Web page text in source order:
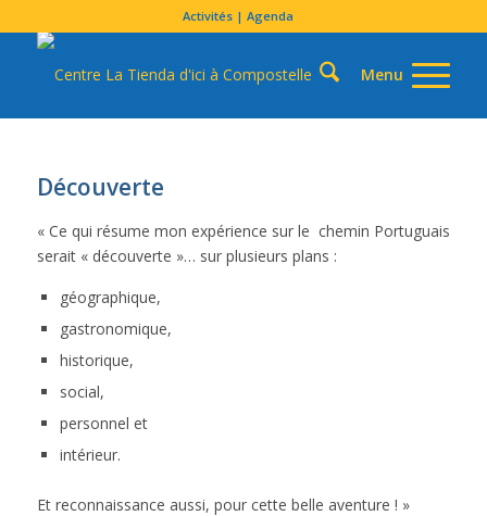
Activités | Agenda
Découverte
« Ce qui résume mon expérience sur le chemin Portuguais
serait « découverte »… sur plusieurs plans :
géographique,
gastronomique,
historique,
social,
personnel et
intérieur.
Et reconnaissance aussi, pour cette belle aventure ! »